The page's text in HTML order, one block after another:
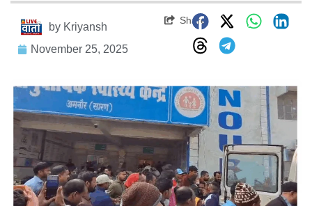
by Kriyansh
November 25, 2025
Share